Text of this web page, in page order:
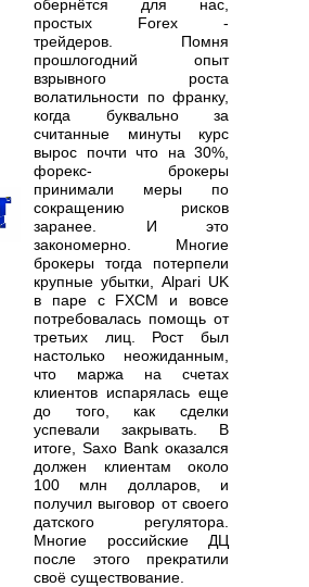
обернётся для нас,
простых Forex -
трейдеров. Помня
прошлогодний опыт
взрывного роста
волатильности по франку,
когда буквально за
считанные минуты курс
вырос почти что на 30%,
форекс- брокеры
принимали меры по
сокращению рисков
заранее. И это
закономерно. Многие
брокеры тогда потерпели
крупные убытки, Alpari UK
в паре с FXCM и вовсе
потребовалась помощь от
третьих лиц. Рост был
настолько неожиданным,
что маржа на счетах
клиентов испарялась еще
до того, как сделки
успевали закрывать. В
итоге, Saxo Bank оказался
должен клиентам около
100 млн долларов, и
получил выговор от своего
датского регулятора.
Многие российские ДЦ
после этого прекратили
своё существование.